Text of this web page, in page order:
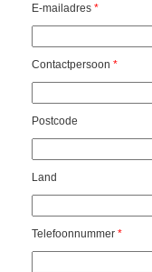
E-mailadres *
Contactpersoon *
Postcode
Land
Telefoonnummer *